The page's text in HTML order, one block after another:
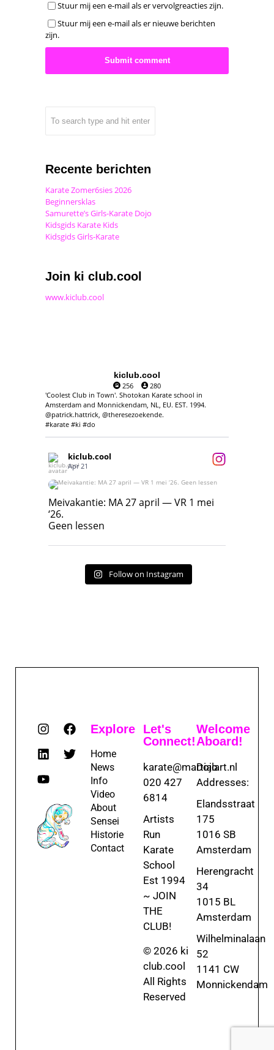
Stuur mij een e-mail als er vervolgreacties zijn.
Stuur mij een e-mail als er nieuwe berichten
zijn.
Recente berichten
Karate Zomer6sies 2026
Beginnersklas
Samurette’s Girls-Karate Dojo
Kidsgids Karate Kids
Kidsgids Girls-Karate
Join ki club.cool
www.kiclub.cool
kiclub.cool
256
280
'Coolest Club in Town'. Shotokan Karate school in
Amsterdam and Monnickendam, NL, EU. EST. 1994.
@patrick.hattrick, @theresezoekende.
#karate #ki #do
kiclub.cool
Apr 21
Meivakantie: MA 27 april — VR 1 mei ‘26.
Geen lessen
Meivakantie: MA 27 april — VR 1 mei
‘26.
Geen lessen
Follow on Instagram
Explore
Home
News
Info
Video
About
Sensei
Historie
Contact
Let's
Connect!
karate@martialart.nl
020 427
6814
Artists
Run
Karate
School
Est 1994
~ JOIN
THE
CLUB!
© 2026 ki
club.cool
All Rights
Reserved
Welcome
Aboard!
Dojo
Addresses:
Elandsstraat
175
1016 SB
Amsterdam
Herengracht
34
1015 BL
Amsterdam
Wilhelminalaan
52
1141 CW
Monnickendam